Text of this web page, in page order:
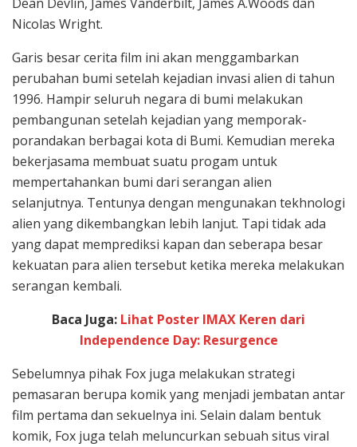
Nicolas Wright.
Garis besar cerita film ini akan menggambarkan
perubahan bumi setelah kejadian invasi alien di tahun
1996. Hampir seluruh negara di bumi melakukan
pembangunan setelah kejadian yang memporak-
porandakan berbagai kota di Bumi. Kemudian mereka
bekerjasama membuat suatu progam untuk
mempertahankan bumi dari serangan alien
selanjutnya. Tentunya dengan mengunakan tekhnologi
alien yang dikembangkan lebih lanjut. Tapi tidak ada
yang dapat memprediksi kapan dan seberapa besar
kekuatan para alien tersebut ketika mereka melakukan
serangan kembali.
Baca Juga: Lihat Poster IMAX Keren dari
Independence Day: Resurgence
Sebelumnya pihak Fox juga melakukan strategi
pemasaran berupa komik yang menjadi jembatan antar
film pertama dan sekuelnya ini. Selain dalam bentuk
komik, Fox juga telah meluncurkan sebuah situs viral